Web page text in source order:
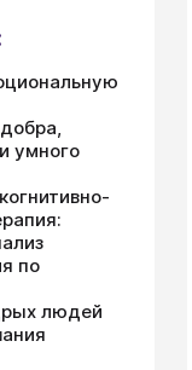
умного
по
людей